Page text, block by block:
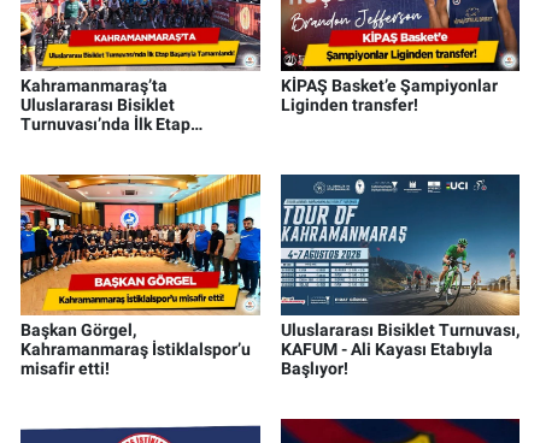
Kahramanmaraş’ta
Uluslararası Bisiklet
Turnuvası’nda İlk Etap
KİPAŞ Basket’e Şampiyonlar
Liginden transfer!
Başkan Görgel,
Kahramanmaraş İstiklalspor’u
misafir etti!
Uluslararası Bisiklet Turnuvası,
KAFUM - Ali Kayası Etabıyla
Başlıyor!